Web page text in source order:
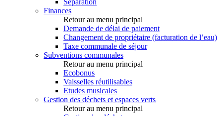
Séparation
Finances
Retour au menu principal
Demande de délai de paiement
Changement de propriétaire (facturation de l’eau)
Taxe communale de séjour
Subventions communales
Retour au menu principal
Ecobonus
Vaisselles réutilisables
Etudes musicales
Gestion des déchets et espaces verts
Retour au menu principal